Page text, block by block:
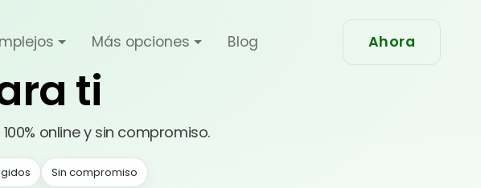
Más opciones Blog Ahora
ti
100% online y sin compromiso.
Sin compromiso